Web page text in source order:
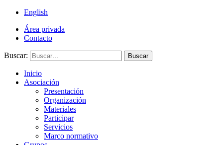
English
Área privada
Contacto
Buscar: Buscar
Inicio
Asociación
Presentación
Organización
Materiales
Participar
Servicios
Marco normativo